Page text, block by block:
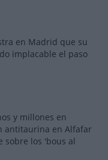
en Madrid que su
implacable el paso
y millones en
antitaurina en Alfafar
sobre los 'bous al